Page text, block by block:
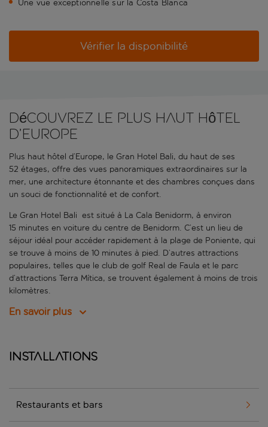
Une vue exceptionnelle sur la Costa Blanca
Vérifier la disponibilité
Découvrez le plus haut hôtel
d’Europe
Plus haut hôtel d’Europe, le Gran Hotel Bali, du haut de ses
52 étages, offre des vues panoramiques extraordinaires sur la
mer, une architecture étonnante et des chambres conçues dans
un souci de fonctionnalité et de confort.
Le Gran Hotel Bali est situé à La Cala Benidorm, à environ
15 minutes en voiture du centre de Benidorm. C’est un lieu de
séjour idéal pour accéder rapidement à la plage de Poniente, qui
se trouve à moins de 10 minutes à pied. D’autres attractions
populaires, telles que le club de golf Real de Faula et le parc
d’attractions Terra Mítica, se trouvent également à moins de trois
kilomètres.
En savoir plus
Installations
Restaurants et bars